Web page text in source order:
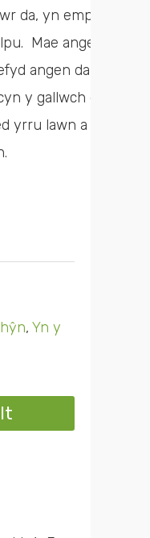
da, yn
Mae angen i chi
angen dau eirda
y gallwch
yrru lawn a glân
, Yn y